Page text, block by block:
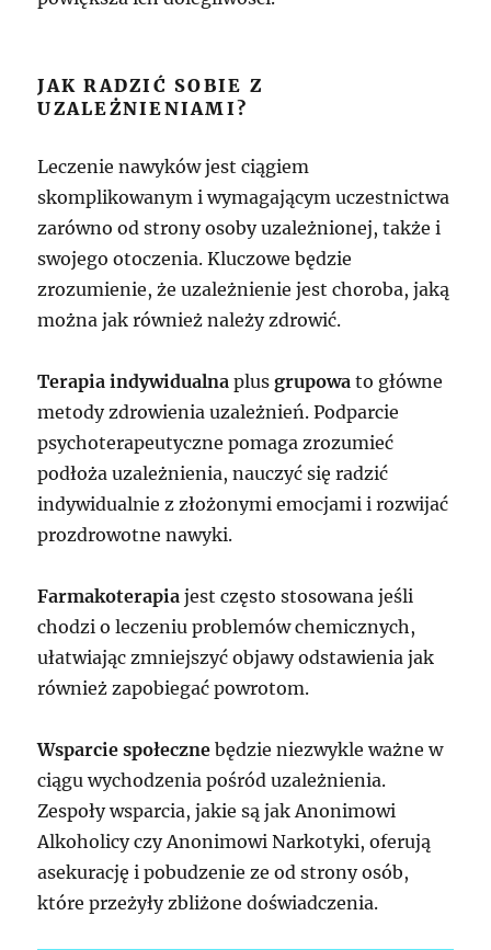
JAK RADZIĆ SOBIE Z
UZALEŻNIENIAMI?
Leczenie nawyków jest ciągiem
skomplikowanym i wymagającym uczestnictwa
zarówno od strony osoby uzależnionej, także i
swojego otoczenia. Kluczowe będzie
zrozumienie, że uzależnienie jest choroba, jaką
można jak również należy zdrowić.
Terapia indywidualna plusgrupowa to główne
metody zdrowienia uzależnień. Podparcie
psychoterapeutyczne pomaga zrozumieć
podłoża uzależnienia, nauczyć się radzić
indywidualnie z złożonymi emocjami i rozwijać
prozdrowotne nawyki.
Farmakoterapia jest często stosowana jeśli
chodzi o leczeniu problemów chemicznych,
ułatwiając zmniejszyć objawy odstawienia jak
również zapobiegać powrotom.
Wsparcie społeczne będzie niezwykle ważne w
ciągu wychodzenia pośród uzależnienia.
Zespoły wsparcia, jakie są jak Anonimowi
Alkoholicy czy Anonimowi Narkotyki, oferują
asekurację i pobudzenie ze od strony osób,
które przeżyły zbliżone doświadczenia.